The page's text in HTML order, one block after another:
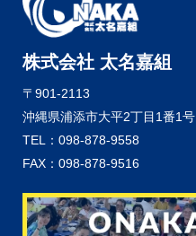
株式会社 太名嘉組
〒901-2113
沖縄県浦添市大平2丁目1番1号
TEL：098-878-9558
FAX：098-878-9516